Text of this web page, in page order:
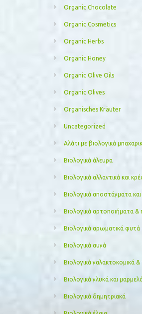
Organic Chocolate
Organic Cosmetics
Organic Herbs
Organic Honey
Organic Olive Oils
Organic Olives
Organisches Kräuter
Uncategorized
Αλάτι με βιολογικά
Βιολογικά άλευρα
Βιολογικά αλλαντικά και
Βιολογικά αποστάγματα
Βιολογικά αρτοποιήματα &
Βιολογικά αρωματικά
Βιολογικά αυγά
Βιολογικά γαλακτοκομικά
Βιολογικά γλυκά και
Βιολογικά δημητριακά